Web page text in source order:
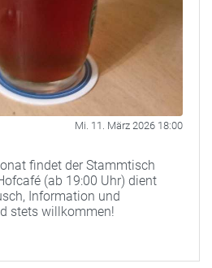
Mi. 11. März 2026 18:00
findet der Stammtisch
(ab 19:00 Uhr) dient
Information und
stets willkommen!